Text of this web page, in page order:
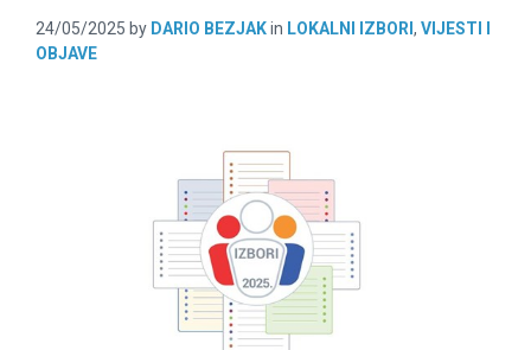
24/05/2025 by DARIO BEZJAKin LOKALNI IZBORI , VIJESTI I
OBJAVE